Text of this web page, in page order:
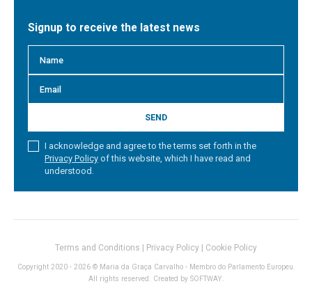
Signup to receive the latest news
SEND
I acknowledge and agree to the terms set forth in the
Privacy Policy of this website, which I have read and
understood.
Terms and Conditions Privacy Policy Cookie Policy
Copyright 2020 - 2026 © Maria da Graça Carvalho - Membro do Parlamento Europeu.
All rights reserved. Created by SOFTWAY